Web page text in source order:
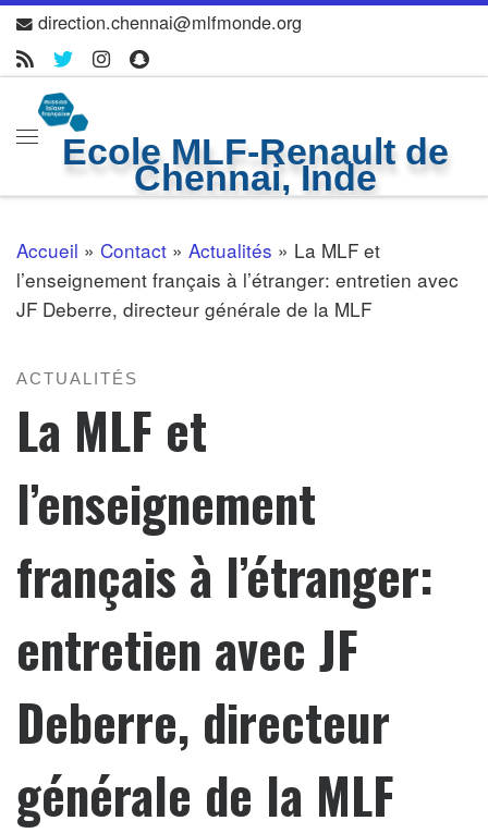
Skip to content
direction.chennai@mlfmonde.org
Ecole MLF-Renault de
Chennai, Inde
Menu
Accueil » Contact » Actualités » La MLF et
l’enseignement français à l’étranger: entretien avec
JF Deberre, directeur générale de la MLF
ACTUALITÉS
La MLF et
l’enseignement
français à l’étranger:
entretien avec JF
Deberre, directeur
générale de la MLF